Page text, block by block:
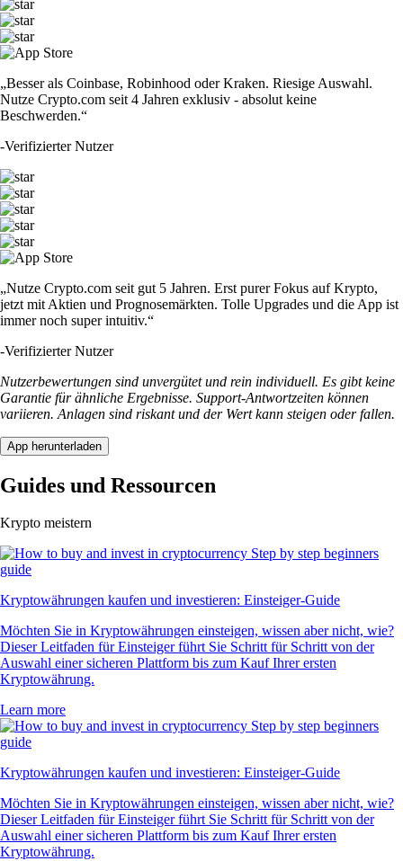
„Besser als Coinbase, Robinhood oder Kraken. Riesige Auswahl.
Nutze Crypto.com seit 4 Jahren exklusiv - absolut keine
Beschwerden.“
-Verifizierter Nutzer
„Nutze Crypto.com seit gut 5 Jahren. Erst purer Fokus auf Krypto,
jetzt mit Aktien und Prognosemärkten. Tolle Upgrades und die App ist
immer noch super intuitiv.“
-Verifizierter Nutzer
Nutzerbewertungen sind unvergütet und rein individuell. Es gibt keine
Garantie für ähnliche Ergebnisse. Support-Antwortzeiten können
variieren. Anlagen sind riskant und der Wert kann steigen oder fallen.
App herunterladen
Guides und Ressourcen
Krypto meistern
Kryptowährungen kaufen und investieren: Einsteiger-Guide
Möchten Sie in Kryptowährungen einsteigen, wissen aber nicht, wie?
Dieser Leitfaden für Einsteiger führt Sie Schritt für Schritt von der
Auswahl einer sicheren Plattform bis zum Kauf Ihrer ersten
Kryptowährung.
Learn more
Kryptowährungen kaufen und investieren: Einsteiger-Guide
Möchten Sie in Kryptowährungen einsteigen, wissen aber nicht, wie?
Dieser Leitfaden für Einsteiger führt Sie Schritt für Schritt von der
Auswahl einer sicheren Plattform bis zum Kauf Ihrer ersten
Kryptowährung.